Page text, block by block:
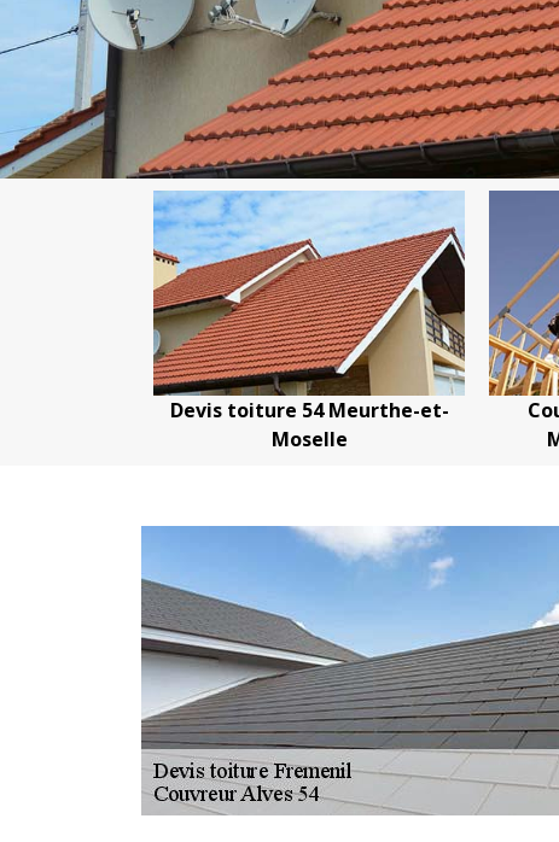
toiture 54 Meurthe-et-
Couvreur charpentier 54
Meurthe-et-Moselle